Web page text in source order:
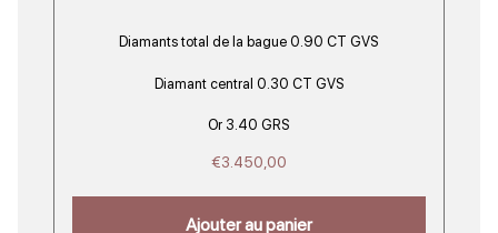
Diamants total de la bague 0.90 CT GVS
Diamant central 0.30 CT GVS
Or 3.40 GRS
€3.450,00
Ajouter au panier